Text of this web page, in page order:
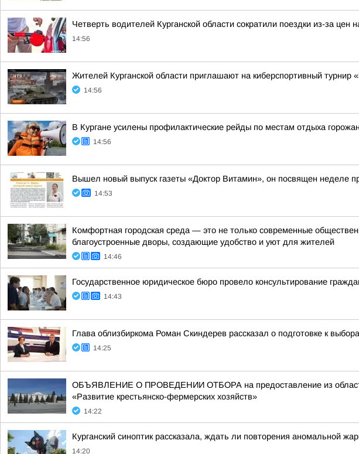
Четверть водителей Курганской области сократили поездки из-за цен
14:56
Жителей Курганской области приглашают на киберспортивный турнир
14:56
В Кургане усилены профилактические рейды по местам отдыха
14:56
Вышел новый выпуск газеты «Доктор Витамин», он посвящен неделе
14:53
Комфортная городская среда — это не только современные
благоустроенные дворы, создающие удобство и уют для жителей
14:46
Государственное юридическое бюро провело консультирование
14:43
Глава облизбиркома Роман Скиндерев рассказал о подготовке к
14:25
ОБЪЯВЛЕНИЕ О ПРОВЕДЕНИИ ОТБОРА на предоставление из
«Развитие крестьянско-фермерских хозяйств»
14:22
Курганский синоптик рассказала, ждать ли повторения аномальной
14:20